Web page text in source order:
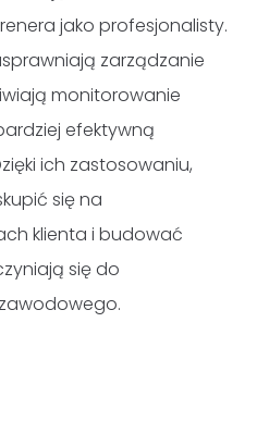
jako profesjonalisty.
zarządzanie
monitorowanie
efektywną
ich zastosowaniu,
się na
klienta i budować
się do